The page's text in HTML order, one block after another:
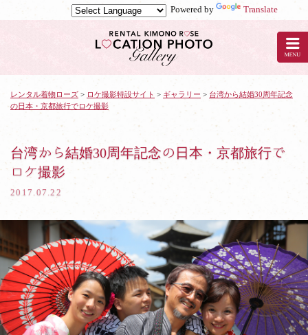
Powered by
Translate
ル
ー
ケ
影：
台
湾
か
ら
結
婚
レンタル着物ローズ > ロケ撮影特設サイト > ギャラリー > 台湾から結婚30周年記念
の日本・京都旅行でロケ撮影
台湾から結婚30周年記念の日本・京都旅行で
ロケ撮影
2017.07.22